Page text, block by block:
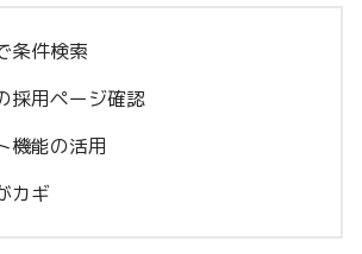
条件検索
採用ページ確認
機能の活用
カギ